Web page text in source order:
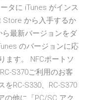
タに iTunes がインス
Store から入手するか
最新バージョンをダ
のバージョンに応
ます。 NFCポートソ
S370ご利用のお客
RC-S330、RC-S370